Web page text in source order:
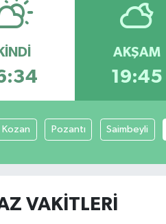
İKINDI AKŞAM
19:45
Kozan Pozantı Saimbeyli
VAKITLERI